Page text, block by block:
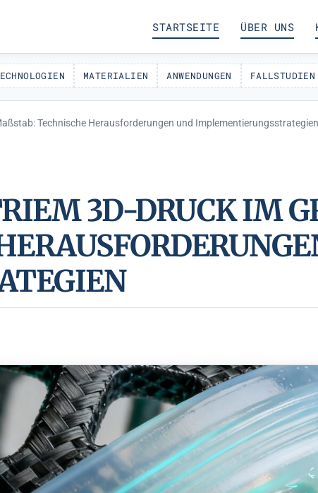
STARTSEITE ÜBER UNS
MATERIALIEN ANWENDUNGEN FALLSTUDIEN
Technische Herausforderungen und Implementierungsstrategien
3D-DRUCK IM